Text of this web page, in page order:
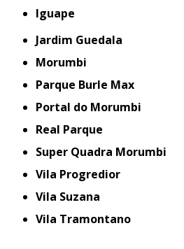
iguape
Jardim Guedala
Morumbi
Parque Burle Max
Portal do Morumbi
Real Parque
Super Quadra Morumbi
Vila Progredior
Vila Suzana
Vila Tramontano